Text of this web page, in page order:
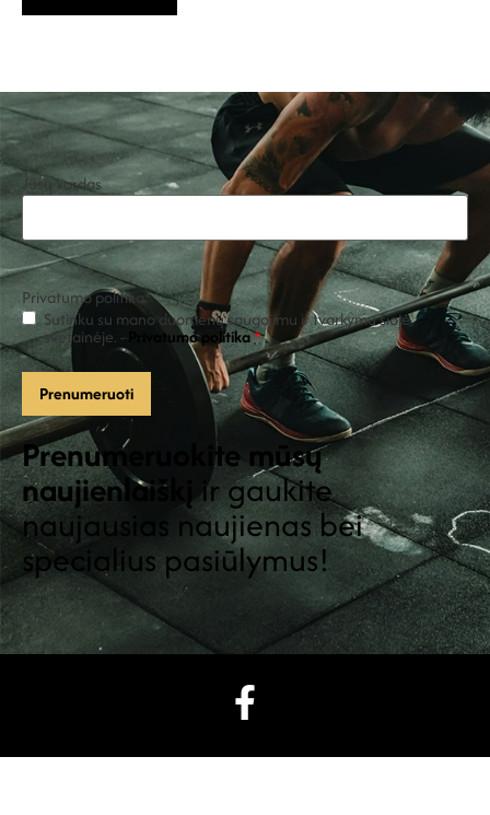
Jūsų vardas
Privatumo politika*
Sutinku su mano duomenų saugojimu ir tvarkymu šioje
svetainėje. - Privatumo politika*
Prenumeruokite mūsų
naujienlaiškįir gaukite
naujausias naujienas bei
specialius pasiūlymus!